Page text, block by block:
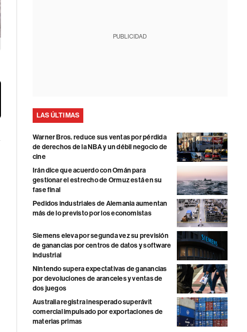
PUBLICIDAD
LAS ÚLTIMAS
Warner Bros. reduce sus ventas por pérdida
de derechos de la NBA y un débil negocio de
cine
Irán dice que acuerdo con Omán para
gestionar el estrecho de Ormuz está en su
fase final
Pedidos industriales de Alemania aumentan
más de lo previsto por los economistas
Siemens eleva por segunda vez su previsión
de ganancias por centros de datos y software
industrial
Nintendo supera expectativas de ganancias
por devoluciones de aranceles y ventas de
dos juegos
Australia registra inesperado superávit
comercial impulsado por exportaciones de
materias primas